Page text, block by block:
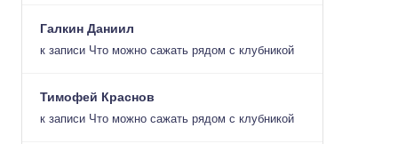
Галкин Даниил
к записи Что можно сажать рядом с клубникой
Тимофей Краснов
к записи Что можно сажать рядом с клубникой